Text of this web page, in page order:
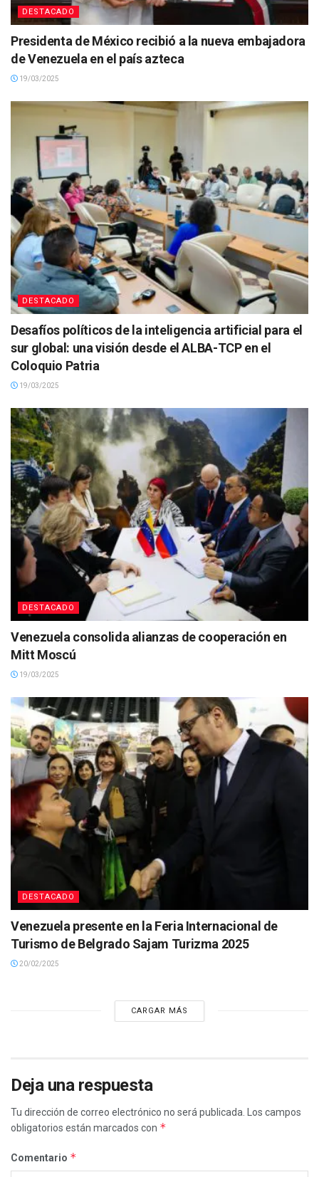
DESTACADO
Presidenta de México recibió a la nueva embajadora
de Venezuela en el país azteca
19/03/2025
DESTACADO
Desafíos políticos de la inteligencia artificial para el
sur global: una visión desde el ALBA-TCP en el
Coloquio Patria
19/03/2025
DESTACADO
Venezuela consolida alianzas de cooperación en
Mitt Moscú
19/03/2025
DESTACADO
Venezuela presente en la Feria Internacional de
Turismo de Belgrado Sajam Turizma 2025
20/02/2025
CARGAR MÁS
Deja una respuesta
Tu dirección de correo electrónico no será publicada.
Los campos
obligatorios están marcados con *
Comentario *